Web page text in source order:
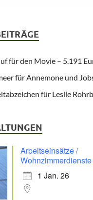
für den Movie – 5.191
für Annemone und
für Leslie
Arbeitseinsätze /
1 Jan. 26